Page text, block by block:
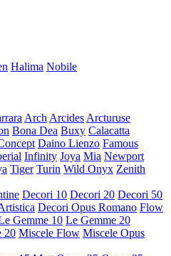
Halima Nobile
Arch Arcides Arcturuse
Bona Dea Buxy Calacatta
Daino Lienzo Famous
Infinity Joya Mia Newport
Tiger Turin Wild Onyx Zenith
Decori 10 Decori 20 Decori 50
Decori Opus Romano Flow
Gemme 10 Le Gemme 20
20 Miscele Flow Miscele Opus